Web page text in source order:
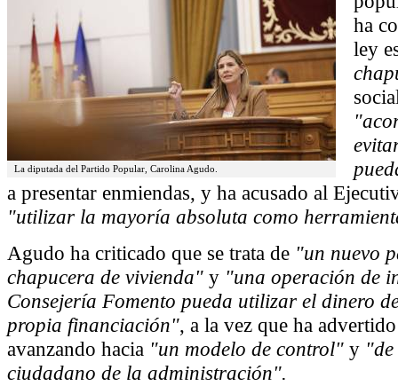
La diputada del Partido Popular, Carolina Agudo.
ha
ley
a presentar enmiendas, y ha acusado al
"utilizar la mayoría absoluta como
Agudo ha criticado que se trata de "un nuevo
chapucera de vivienda" y "una operación de
Consejería Fomento pueda utilizar el dinero
propia financiación", a la vez que ha
avanzando hacia "un modelo de control" y
ciudadano de la administración".